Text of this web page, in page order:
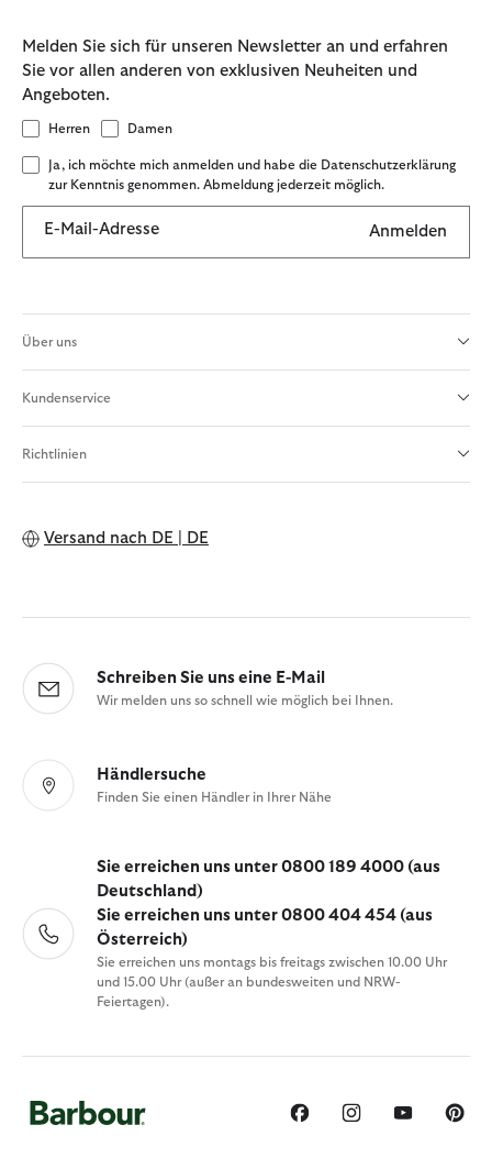
Melden Sie sich für unseren Newsletter an und erfahren
Sie vor allen anderen von exklusiven Neuheiten und
Angeboten.
Herren Damen
Ja, ich möchte mich anmelden und habe die Datenschutzerklärung
zur Kenntnis genommen. Abmeldung jederzeit möglich.
E-Mail-Adresse Anmelden
Über uns
Kundenservice
Richtlinien
Versand nach DE | DE
Schreiben Sie uns eine E-Mail
Wir melden uns so schnell wie möglich bei Ihnen.
Händlersuche
Finden Sie einen Händler in Ihrer Nähe
Sie erreichen uns unter 0800 189 4000 (aus
Deutschland)
Sie erreichen uns unter 0800 404 454 (aus
Österreich)
Sie erreichen uns montags bis freitags zwischen 10.00 Uhr
und 15.00 Uhr (außer an bundesweiten und NRW-
Feiertagen).